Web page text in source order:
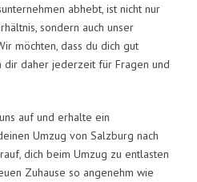
abhebt, ist nicht nur
sondern auch unser
möchten, dass du dich gut
dir daher jederzeit für Fragen und
auf und erhalte ein
Umzug von Salzburg nach
dich beim Umzug zu entlasten
Zuhause so angenehm wie